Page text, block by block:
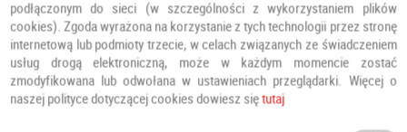
podłączonym do sieci (w szczególności z wykorzystaniem plików
cookies). Zgoda wyrażona na korzystanie z tych technologii przez stronę
internetową lub podmioty trzecie, w celach związanych ze świadczeniem
usług drogą elektroniczną, może w każdym momencie zostać
zmodyfikowana lub odwołana w ustawieniach przeglądarki. Więcej o
naszej polityce dotyczącej cookies dowiesz siętutaj